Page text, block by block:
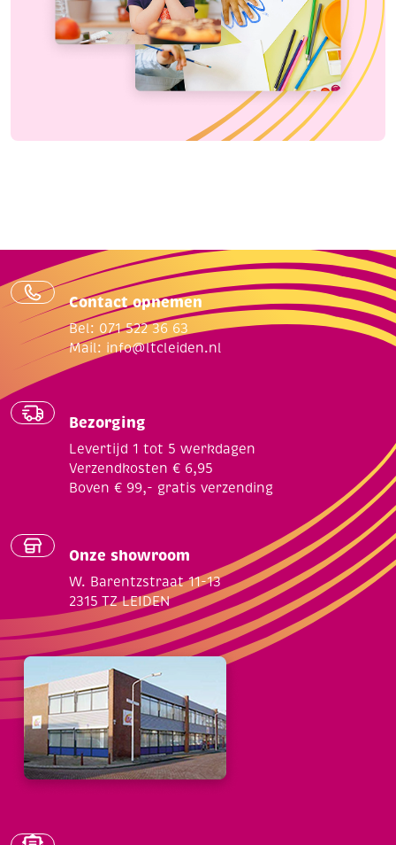
Contact opnemen
Bel: 071 522 36 63
Mail: info@ltcleiden.nl
Bezorging
Levertijd 1 tot 5 werkdagen
Verzendkosten € 6,95
Boven € 99,- gratis verzending
Onze showroom
W. Barentzstraat 11-13
2315 TZ LEIDEN